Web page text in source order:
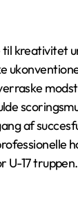
kreativitet
af
U-17 truppen.